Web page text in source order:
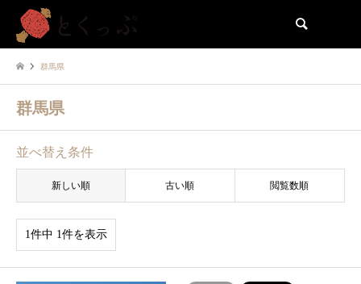
群馬県
群馬県
並べ替え条件
新しい順 古い順 閲覧数順
1件中 1件を表示